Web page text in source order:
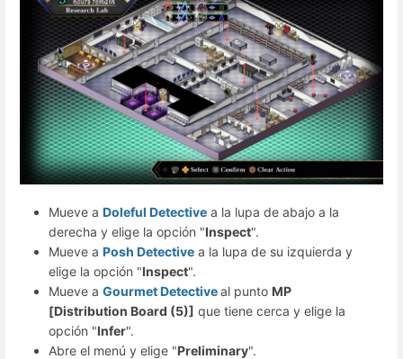
Mueve a Doleful Detective a la lupa de abajo a la
derecha y elige la opción "Inspect".
Mueve a Posh Detective a la lupa de su izquierda y
elige la opción "Inspect".
Mueve a Gourmet Detectiveal punto MP
[Distribution Board (5)] que tiene cerca y elige la
opción "Infer".
Abre el menú y elige "Preliminary".